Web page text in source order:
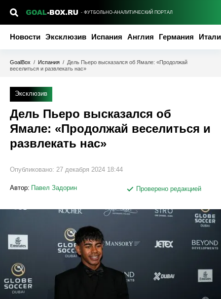
- ФУТБОЛЬНО-АНАЛИТИЧЕСКИЙ ПОРТАЛ
Новости Эксклюзив Испания Англия Германия
GoalBox / Испания / Дель Пьеро высказался об Ямале: «Продолжай
веселиться и развлекать нас»
Эксклюзив
Дель Пьеро высказался об
Ямале: «Продолжай веселиться и
развлекать нас»
Опубликовано: 27 декабря 2024 18:44
Автор: Павел Задорин Проверено редакцией